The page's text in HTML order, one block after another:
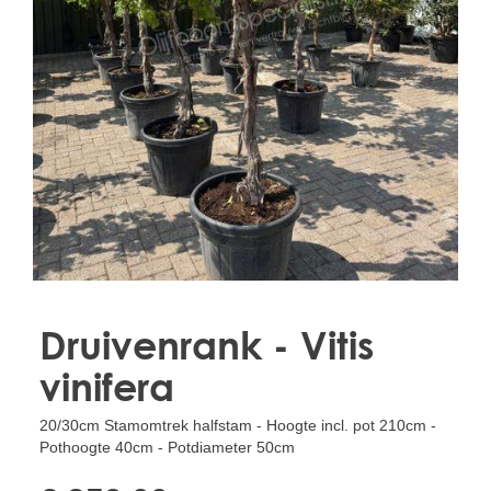
Treesafe
VORSTBESCHERMINGVOORBOMEN.NL
WINTERSCHUTZFUERBAEUME.DE
FROSTPROTECTIONFORTREES.CO.UK
Terracotta
TERRACOTTA.NL
TERRACOTTA.BE
TERRAKOTTA.DE
Druivenrank - Vitis
vinifera
20/30cm Stamomtrek halfstam - Hoogte incl. pot 210cm -
Pothoogte 40cm - Potdiameter 50cm